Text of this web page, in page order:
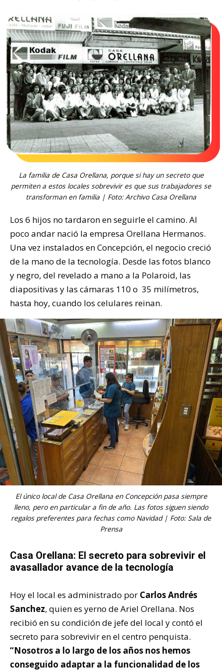
La familia de Casa Orellana, porque si hay un secreto que
permiten a estos locales sobrevivir es que sus trabajadores se
transforman en familia | Foto: Archivo Casa Orellana
Los 6 hijos no tardaron en seguirle el camino. Al
poco andar nació la empresa Orellana Hermanos.
Una vez instalados en Concepción, el negocio creció
de la mano de la tecnología. Desde las fotos blanco
y negro, del revelado a mano a la Polaroid, las
diapositivas y las cámaras 110 o 35 milímetros,
hasta hoy, cuando los celulares reinan.
El único local de Casa Orellana en Concepción pasa siempre
lleno, pero en particular a fin de año. Las fotos siguen siendo
regalos preferentes para fechas como Navidad | Foto: Sala de
Prensa
Casa Orellana: El secreto para sobrevivir el
avasallador avance de la tecnología
Hoy el local es administrado por Carlos Andrés
Sanchez, quien es yerno de Ariel Orellana. Nos
recibió en su condición de jefe del local y contó el
secreto para sobrevivir en el centro penquista.
“Nosotros a lo largo de los años nos hemos
conseguido adaptar a la funcionalidad de los